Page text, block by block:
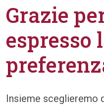
Grazie
espresso
Insieme sceglieremo